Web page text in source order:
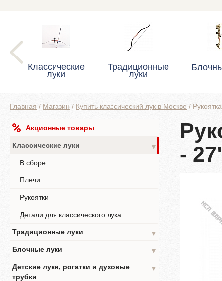
Классические
луки
Традиционные
луки
Главная / Магазин / Купить классический лук в Москве /
Акционные товары
Классические луки
▼
В сборе
Плечи
Рукоятки
Детали для классического лука
Традиционные луки
▼
Блочные луки
▼
Детские луки, рогатки и духовые
трубки
▼
-